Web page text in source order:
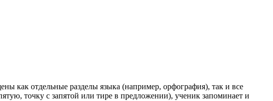
как отдельные разделы языка (например, орфография), так и все
точку с запятой или тире в предложении), ученик запоминает и